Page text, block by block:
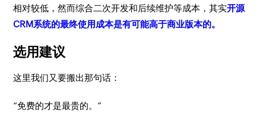
相对较低，然而综合二次开发和后续维护等成本，其实开源
CRM系统的最终使用成本是有可能高于商业版本的。
选用建议
这里我们又要搬出那句话：
“免费的才是最贵的。”